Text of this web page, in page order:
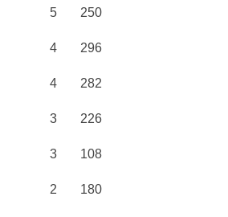
5 250
4 296
4 282
3 226
3 108
2 180